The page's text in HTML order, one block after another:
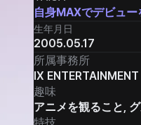
自身MAXでデビュー
生年月日
2005.05.17
所属事務所
IX ENTERTAINMENT
趣味
アニメを観ること,